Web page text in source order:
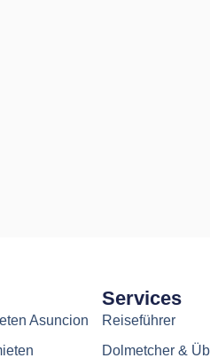
Asuncion
Services
Reiseführer
Dolmetcher &